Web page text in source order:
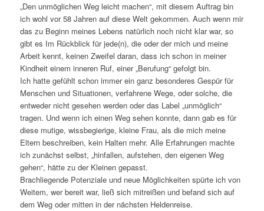
„Den unmöglichen Weg leicht machen“, mit diesem Auftrag bin
ich wohl vor 58 Jahren auf diese Welt gekommen. Auch wenn mir
das zu Beginn meines Lebens natürlich noch nicht klar war, so
gibt es Im Rückblick für jede(n), die oder der mich und meine
Arbeit kennt, keinen Zweifel daran, dass ich schon in meiner
Kindheit einem inneren Ruf, einer „Berufung“ gefolgt bin.
Ich hatte gefühlt schon immer ein ganz besonderes Gespür für
Menschen und Situationen, verfahrene Wege, oder solche, die
entweder nicht gesehen werden oder das Label „unmöglich“
tragen. Und wenn ich einen Weg sehen konnte, dann gab es für
diese mutige, wissbegierige, kleine Frau, als die mich meine
Eltern beschreiben, kein Halten mehr. Alle Erfahrungen machte
ich zunächst selbst, „hinfallen, aufstehen, den eigenen Weg
gehen“, hätte zu der Kleinen gepasst.
Brachliegende Potenziale und neue Möglichkeiten spürte ich von
Weitem, wer bereit war, ließ sich mitreißen und befand sich auf
dem Weg oder mitten in der nächsten Heldenreise.